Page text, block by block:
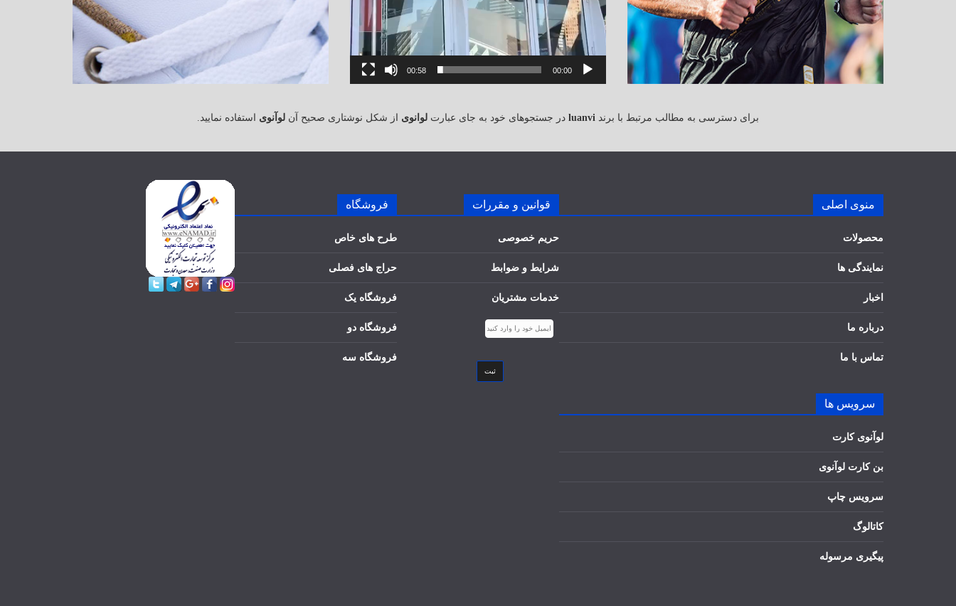
00:00
00:58
برای دسترسی به مطالب مرتبط با برند luanvi در جستجوهای خود به جای عبارت لوانوی از شکل نوشتاری صحیح آن لوآنوی استفاده نمایید.
منوی اصلی
محصولات
نمایندگی ها
اخبار
درباره ما
تماس با ما
سرویس ها
لوآنوی کارت
بن کارت لوآنوی
سرویس چاپ
کاتالوگ
پیگیری مرسوله
قوانین و مقررات
حریم خصوصی
شرایط و ضوابط
خدمات مشتریان
ثبت
فروشگاه
طرح های خاص
حراج های فصلی
فروشگاه یک
فروشگاه دو
فروشگاه سه